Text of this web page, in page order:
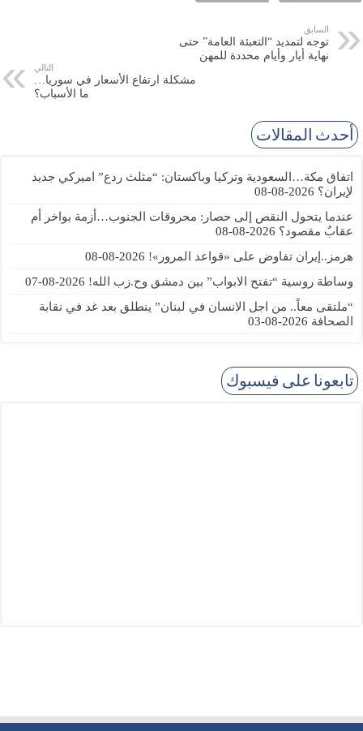
السابق
توجه لتمديد “التعبئة العامة” حتى
نهاية أيار وأيام محددة للمهن
التالي
مشكلة ارتفاع الأسعار في سوريا…
ما الأسباب؟
أحدث المقالات
اتفاق مكة…السعودية وتركيا وباكستان: “مثلث ردع” اميركي جديد
لإيران؟ 2026-08-08
عندما يتحول النقص إلى حصار: محروقات الجنوب…أزمة بواخر أم
عقابٌ مقصود؟ 2026-08-08
هرمز..إيران تفاوض على «قواعد المرور»! 2026-08-08
وساطة روسية “تفتح الابواب” بين دمشق وح.زب الله! 2026-08-07
“ملتقى معاً.. من اجل الانسان في لبنان” ينطلق بعد غد في نقابة
الصحافة 2026-08-03
تابعونا على فيسبوك